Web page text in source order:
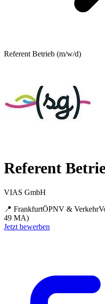
Referent Betrieb (m/w/d)
Referent
VIAS GmbH
📍 FrankfurtÖPNV & Verkehr
49 MA)
Jetzt bewerben